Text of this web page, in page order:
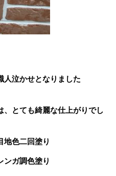
泣かせとなりました
、とても綺麗な仕上がりでし
色二回塗り
ガ調色塗り